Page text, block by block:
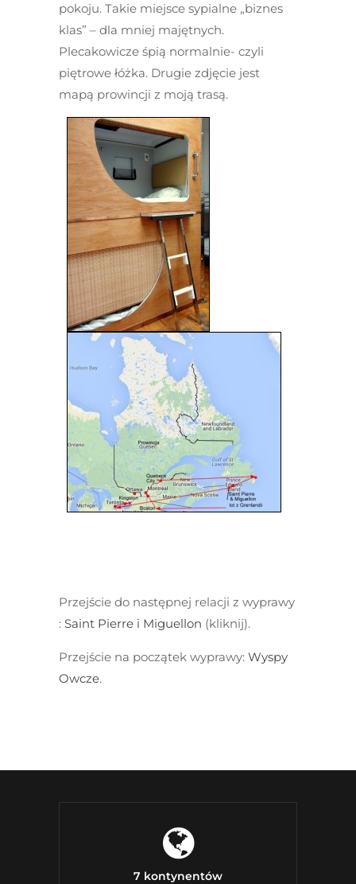
pokoju. Takie miejsce sypialne „biznes
klas” – dla mniej majętnych.
Plecakowicze śpią normalnie- czyli
piętrowe łóżka. Drugie zdjęcie jest
mapą prowincji z moją trasą.
Przejście do następnej relacji z wyprawy
: Saint Pierre i Miguellon (kliknij).
Przejście na początek wyprawy: Wyspy
Owcze.
7 kontynentów